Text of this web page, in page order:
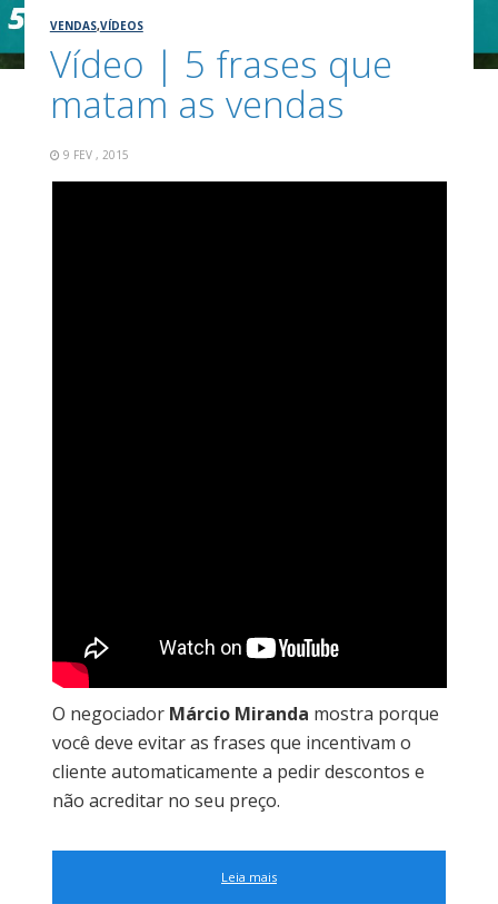
VENDAS,VÍDEOS
Vídeo | 5 frases que
matam as vendas
9 FEV , 2015
O negociador Márcio Miranda mostra porque
você deve evitar as frases que incentivam o
cliente automaticamente a pedir descontos e
não acreditar no seu preço.
Leia mais